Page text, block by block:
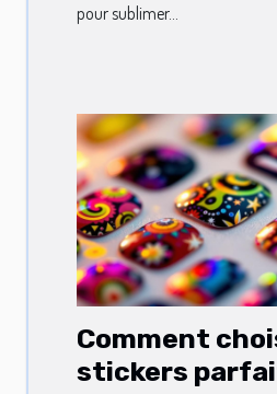
pour sublimer...
Comment
stickers